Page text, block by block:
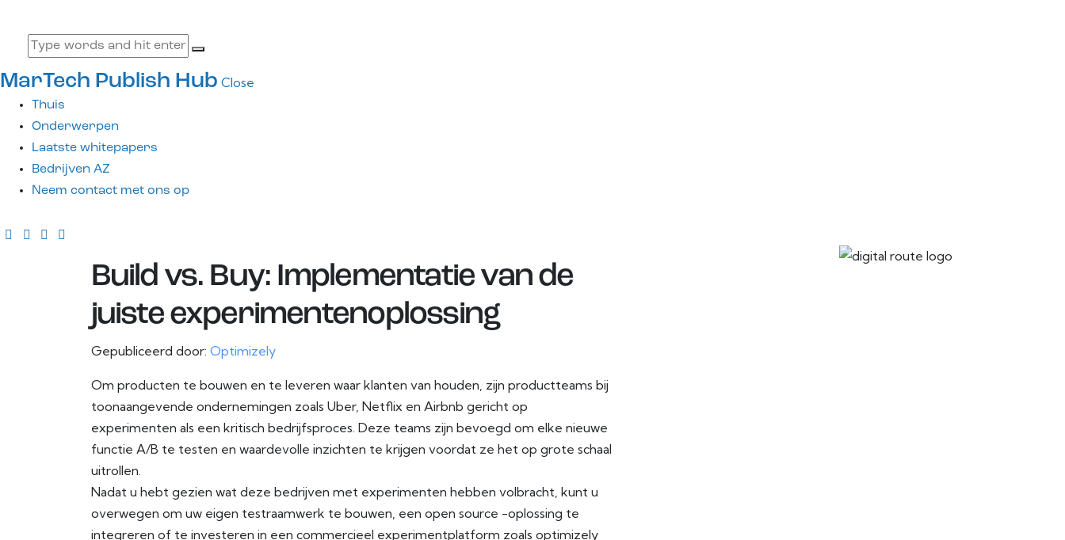
MarTech Publish Hub Close
Thuis
Onderwerpen
Laatste whitepapers
Bedrijven AZ
Neem contact met ons op
Build vs. Buy: Implementatie van de
juiste experimentenoplossing
Gepubliceerd door: Optimizely
Om producten te bouwen en te leveren waar klanten van houden, zijn productteams bij
toonaangevende ondernemingen zoals Uber, Netflix en Airbnb gericht op
experimenten als een kritisch bedrijfsproces. Deze teams zijn bevoegd om elke nieuwe
functie A/B te testen en waardevolle inzichten te krijgen voordat ze het op grote schaal
uitrollen.
Nadat u hebt gezien wat deze bedrijven met experimenten hebben volbracht, kunt u
overwegen om uw eigen testraamwerk te bouwen, een open source -oplossing te
integreren of te investeren in een commercieel experimentplatform zoals optimizely